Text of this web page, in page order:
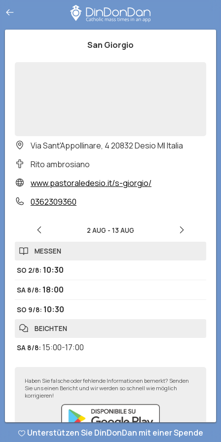
San Giorgio
Via Sant'Appollinare, 4 20832 Desio MI Italia
Rito ambrosiano
www.pastoraledesio.it/s-giorgio/
0362309360
2 AUG - 13 AUG
MESSEN
SO 2/8: 10:30
SA 8/8: 18:00
SO 9/8: 10:30
BEICHTEN
SA 8/8: 15:00-17:00
Haben Sie falsche oder fehlende Informationen bemerkt? Senden
Sie uns einen Bericht und wir werden so schnell wie möglich
korrigieren!
Unterstützen Sie DinDonDan mit einer Spende